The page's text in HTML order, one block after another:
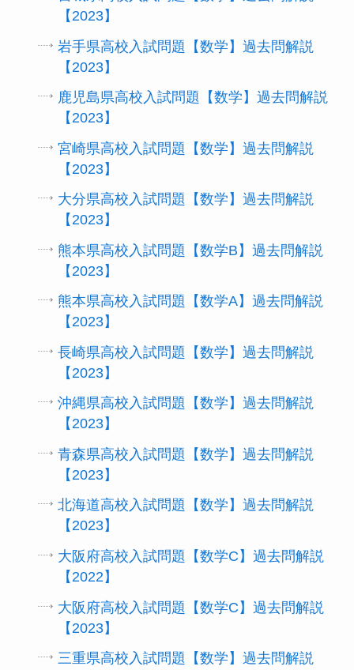
【2023】
岩手県高校入試問題【数学】過去問解説
【2023】
鹿児島県高校入試問題【数学】過去問解説
【2023】
宮崎県高校入試問題【数学】過去問解説
【2023】
大分県高校入試問題【数学】過去問解説
【2023】
熊本県高校入試問題【数学B】過去問解説
【2023】
熊本県高校入試問題【数学A】過去問解説
【2023】
長崎県高校入試問題【数学】過去問解説
【2023】
沖縄県高校入試問題【数学】過去問解説
【2023】
青森県高校入試問題【数学】過去問解説
【2023】
北海道高校入試問題【数学】過去問解説
【2023】
大阪府高校入試問題【数学C】過去問解説
【2022】
大阪府高校入試問題【数学C】過去問解説
【2023】
三重県高校入試問題【数学】過去問解説